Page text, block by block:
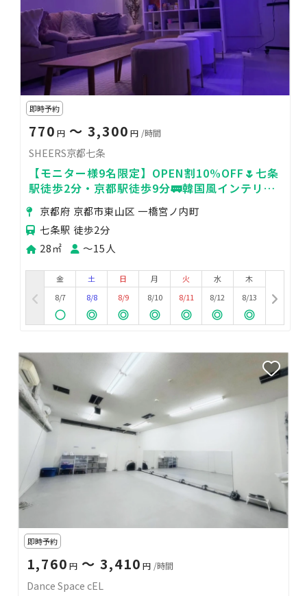
即時予約
770 円〜 3,300 円 /時間
SHEERS京都七条
【モニター様9名限定】OPEN割10%OFF🌷七条
駅徒歩2分・京都駅徒歩9分🚃韓国風インテリア
🤍推し活やSNSの撮影会📷
京都府 京都市東山区 一橋宮ノ内町
七条駅 徒歩2分
28㎡
〜15人
金
8/7
土
8/8
日
8/9
月
8/10
火
8/11
水
8/12
木
8/13
即時予約
1,760 円 〜 3,410 円 /時間
Dance Space cEL